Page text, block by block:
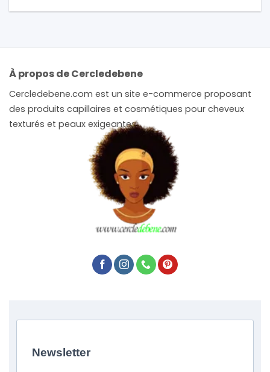
À propos de Cercledebene
Cercledebene.com est un site e-commerce proposant
des produits capillaires et cosmétiques pour cheveux
texturés et peaux exigeantes.
Newsletter